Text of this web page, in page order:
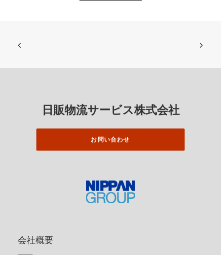
日販物流サービス株式会社
お問い合わせ
会社概要